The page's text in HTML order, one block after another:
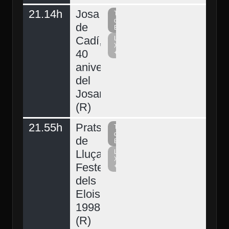
21.14h
Josa
de
Cadí,
40
aniversari
del
Josart
(R)
Televisió
del
Berguedà
La
Xarxa
+
21.55h
Prats
de
Lluçanès,
Festes
dels
Elois
1998
(R)
Televisió
del
Berguedà
La
Xarxa
+